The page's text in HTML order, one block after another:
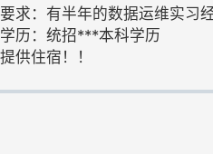
要求：有半年的数据运维实习
学历：统招***本科学历
提供住宿！！